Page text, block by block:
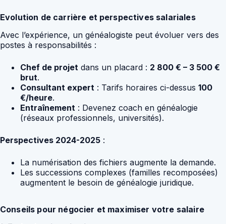
Evolution de carrière et perspectives salariales
Avec l’expérience, un généalogiste peut évoluer vers des
postes à responsabilités :
Chef de projet dans un placard : 2 800 € – 3 500 €
brut.
Consultant expert : Tarifs horaires ci-dessus 100
€/heure.
Entraînement : Devenez coach en généalogie
(réseaux professionnels, universités).
Perspectives 2024-2025 :
La numérisation des fichiers augmente la demande.
Les successions complexes (familles recomposées)
augmentent le besoin de généalogie juridique.
Conseils pour négocier et maximiser votre salaire